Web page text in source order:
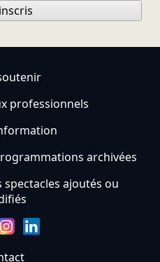
professionnels
archivées
spectacles ajoutés ou